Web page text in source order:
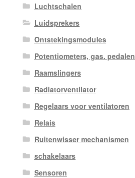
Luchtschalen
Luidsprekers
Ontstekingsmodules
Potentiometers, gas. pedalen
Raamslingers
Radiatorventilator
Regelaars voor ventilatoren
Relais
Ruitenwisser mechanismen
schakelaars
Sensoren